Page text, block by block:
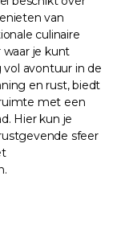
van
culinaire
waar je kunt
avontuur in de
en rust, biedt
met een
Hier kun je
sfeer